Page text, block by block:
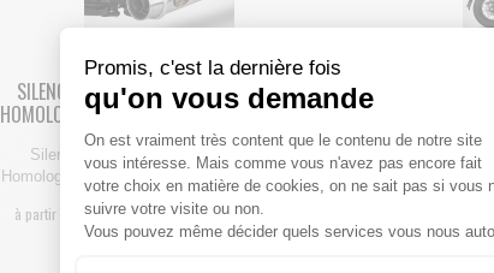
SILENCIEUX POT D'ECHAPPEMENT ZARD
HOMOLOGUÉ TRIUMPH 1200 BOBBER 202...
Silencieux Pot d'Echappement ZARD
Homologué pour Triumph 1200 Bobber, Dou...
à partir de 1 148,75 € 1,305.40 €
Fabriqué de 7 à 21 jours
BOBBER
Collecteur
Promis, c'est la dernière fois
qu'on vous demande
Plateforme de Gestion du
On est vraiment très content que le contenu de notre site
vous intéresse. Mais comme vous n'avez pas encore fait
votre choix en matière de cookies, on ne sait pas si vous
suivre votre visite ou non.
Vous pouvez même décider quels services vous nous